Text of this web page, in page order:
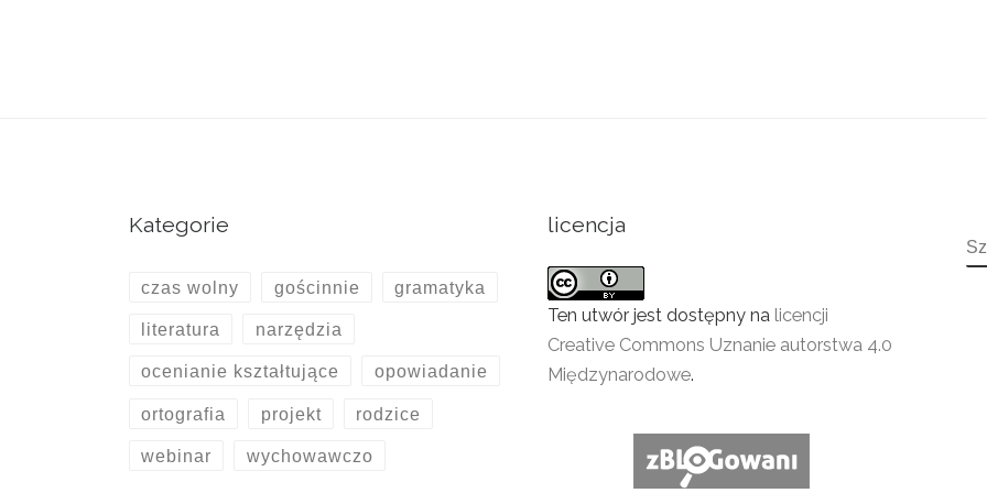
Kategorie
czas wolny gościnnie gramatyka
literatura narzędzia
ocenianie kształtujące opowiadanie
ortografia projekt rodzice
webinar wychowawczo
licencja
Ten utwór jest dostępny na licencji
Creative Commons Uznanie autorstwa 4.0
Międzynarodowe.